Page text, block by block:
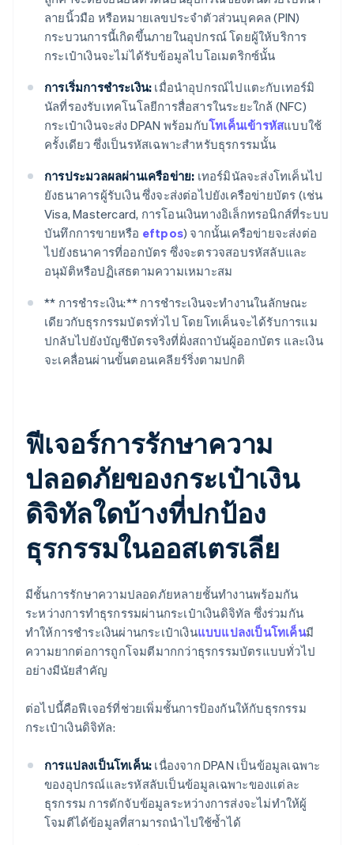
ลายนิ้วมือ หรือหมายเลขประจำตัวส่วนบุคคล (PIN)
กระบวนการนี้เกิดขึ้นภายในอุปกรณ์ โดยผู้ให้บริการ
กระเป๋าเงินจะไม่ได้รับข้อมูลไบโอเมตริกซ์นั้น
การเริ่มการชำระเงิน: เมื่อนำอุปกรณ์ไปแตะกับเทอร์มิ
นัลที่รองรับเทคโนโลยีการสื่อสารในระยะใกล้ (NFC)
กระเป๋าเงินจะส่ง DPAN พร้อมกับโทเค็นเข้ารหัสแบบใช้
ครั้งเดียว ซึ่งเป็นรหัสเฉพาะสำหรับธุรกรรมนั้น
การประมวลผลผ่านเครือข่าย: เทอร์มินัลจะส่งโทเค็นไป
ยังธนาคารผู้รับเงิน ซึ่งจะส่งต่อไปยังเครือข่ายบัตร (เช่น
Visa, Mastercard, การโอนเงินทางอิเล็กทรอนิกส์ที่ระบบ
บันทึกการขายหรือ eftpos) จากนั้นเครือข่ายจะส่งต่อ
ไปยังธนาคารที่ออกบัตร ซึ่งจะตรวจสอบรหัสลับและ
อนุมัติหรือปฏิเสธตามความเหมาะสม
** การชำระเงิน:** การชำระเงินจะทำงานในลักษณะ
เดียวกับธุรกรรมบัตรทั่วไป โดยโทเค็นจะได้รับการแม
ปกลับไปยังบัญชีบัตรจริงที่ฝั่งสถาบันผู้ออกบัตร และเงิน
จะเคลื่อนผ่านขั้นตอนเคลียร์ริ่งตามปกติ
ฟีเจอร์การรักษาความ
ปลอดภัยของกระเป๋าเงิน
ดิจิทัลใดบ้างที่ปกป้อง
ธุรกรรมในออสเตรเลีย
มีชั้นการรักษาความปลอดภัยหลายชั้นทำงานพร้อมกัน
ระหว่างการทำธุรกรรมผ่านกระเป๋าเงินดิจิทัล ซึ่งร่วมกัน
ทำให้การชำระเงินผ่านกระเป๋าเงินแบบแปลงเป็นโทเค็นมี
ความยากต่อการถูกโจมตีมากกว่าธุรกรรมบัตรแบบทั่วไป
อย่างมีนัยสำคัญ
ต่อไปนี้คือฟีเจอร์ที่ช่วยเพิ่มชั้นการป้องกันให้กับธุรกรรม
กระเป๋าเงินดิจิทัล:
การแปลงเป็นโทเค็น: เนื่องจาก DPAN เป็นข้อมูลเฉพาะ
ของอุปกรณ์และรหัสลับเป็นข้อมูลเฉพาะของแต่ละ
ธุรกรรม การดักจับข้อมูลระหว่างการส่งจะไม่ทำให้ผู้
โจมตีได้ข้อมูลที่สามารถนำไปใช้ซ้ำได้